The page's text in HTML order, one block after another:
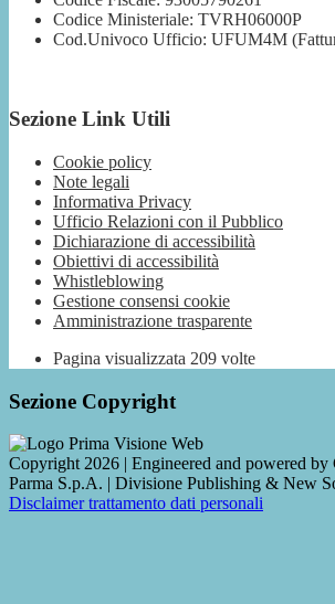
Codice Ministeriale: TVRH06000P
Cod.Univoco Ufficio: UFUM4M
Sezione Link Utili
Cookie policy
Note legali
Informativa Privacy
Ufficio Relazioni con il Pubblico
Dichiarazione di accessibilità
Obiettivi di accessibilità
Whistleblowing
Gestione consensi cookie
Amministrazione trasparente
Pagina visualizzata 209 volte
Sezione Copyright
Copyright 2026 | Engineered and powered by
Parma S.p.A. | Divisione Publishing & New
Disclaimer trattamento dati personali